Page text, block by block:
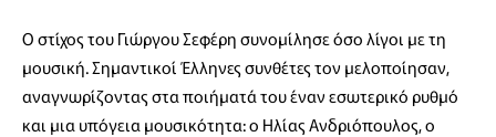
Ο στίχος του Γιώργου Σεφέρη συνομίλησε όσο λίγοι με τη
μουσική. Σημαντικοί Έλληνες συνθέτες τον μελοποίησαν,
αναγνωρίζοντας στα ποιήματά του έναν εσωτερικό ρυθμό
και μια υπόγεια μουσικότητα: ο Ηλίας Ανδριόπουλος, ο